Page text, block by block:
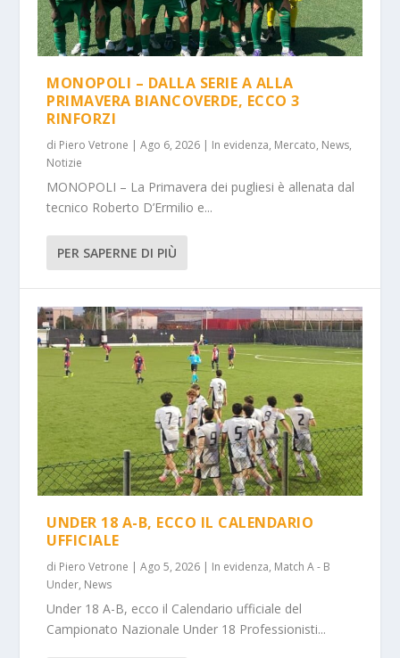
MONOPOLI – DALLA SERIE A ALLA
PRIMAVERA BIANCOVERDE, ECCO 3
RINFORZI
di Piero Vetrone |Ago 6, 2026 | In evidenza, Mercato, News,
Notizie
MONOPOLI – La Primavera dei pugliesi è allenata dal
tecnico Roberto D’Ermilio e...
PER SAPERNE DI PIÙ
UNDER 18 A-B, ECCO IL CALENDARIO
UFFICIALE
di Piero Vetrone |Ago 5, 2026 | In evidenza, Match A - B
Under, News
Under 18 A-B, ecco il Calendario ufficiale del
Campionato Nazionale Under 18 Professionisti...